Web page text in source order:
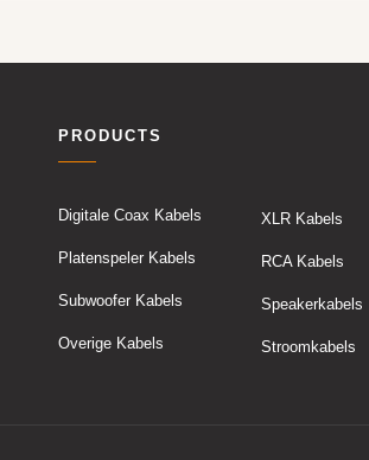
PRODUCTS
Digitale Coax Kabels
Platenspeler Kabels
Subwoofer Kabels
Overige Kabels
XLR Kabels
RCA Kabels
Speakerkabels
Stroomkabels